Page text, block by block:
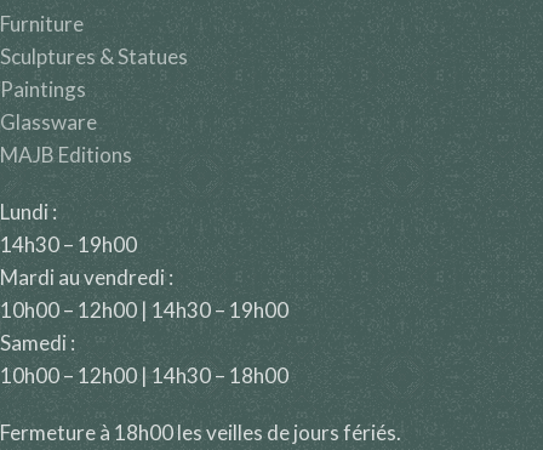
Furniture
Sculptures & Statues
Paintings
Glassware
MAJB Editions
Lundi :
14h30 – 19h00
Mardi au vendredi :
10h00 – 12h00 | 14h30 – 19h00
Samedi :
10h00 – 12h00 | 14h30 – 18h00
Fermeture à 18h00 les veilles de jours fériés.